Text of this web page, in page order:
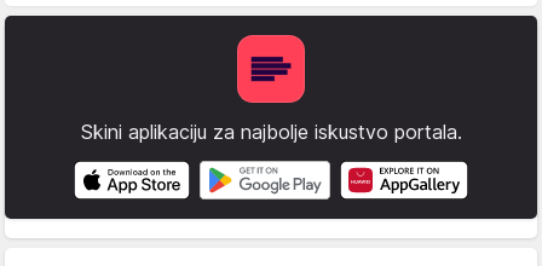
Skini aplikaciju za najbolje iskustvo portala.